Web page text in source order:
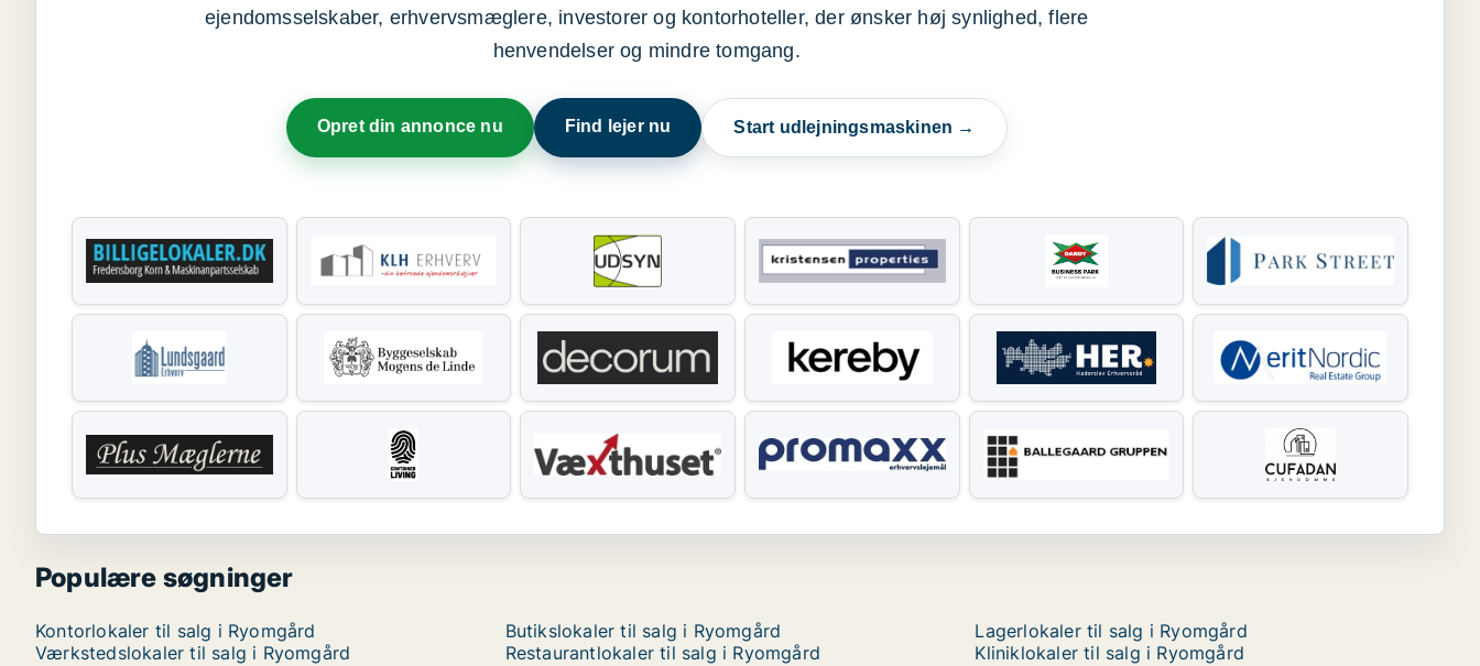
ejendomsselskaber, erhvervsmæglere, investorer og kontorhoteller, der ønsker høj synlighed, flere
henvendelser og mindre tomgang.
Opret din annonce nu Find lejer nu Start udlejningsmaskinen →
Populære søgninger
Kontorlokaler til salg i Ryomgård Butikslokaler til salg i Ryomgård
Lagerlokaler til salg i Ryomgård
Værkstedslokaler til salg i Ryomgård
Restaurantlokaler til salg i Ryomgård
Kliniklokaler til salg i Ryomgård